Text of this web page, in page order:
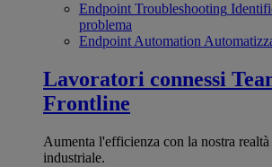
Endpoint Troubleshooting
problema
Endpoint Automation
Lavoratori connessi
Frontline
Aumenta l'efficienza con la nostra realtà
industriale.